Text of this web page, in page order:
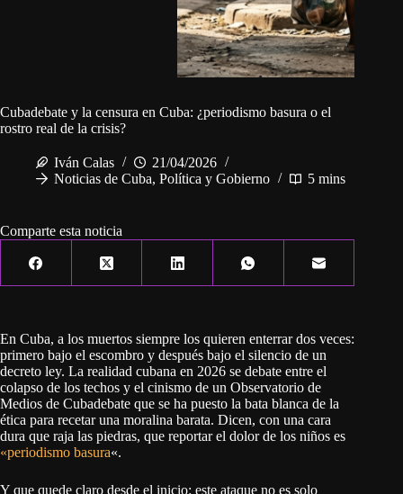
Cubadebate y la censura en Cuba: ¿periodismo basura o el
rostro real de la crisis?
Iván Calas
21/04/2026
Noticias de Cuba, Política y Gobierno 5 mins
Comparte esta noticia
En Cuba, a los muertos siempre los quieren enterrar dos veces:
primero bajo el escombro y después bajo el silencio de un
decreto ley. La realidad cubana en 2026 se debate entre el
colapso de los techos y el cinismo de un Observatorio de
Medios de Cubadebate que se ha puesto la bata blanca de la
ética para recetar una moralina barata. Dicen, con una cara
dura que raja las piedras, que reportar el dolor de los niños es
«periodismo basura«.
Y que quede claro desde el inicio: este ataque no es solo